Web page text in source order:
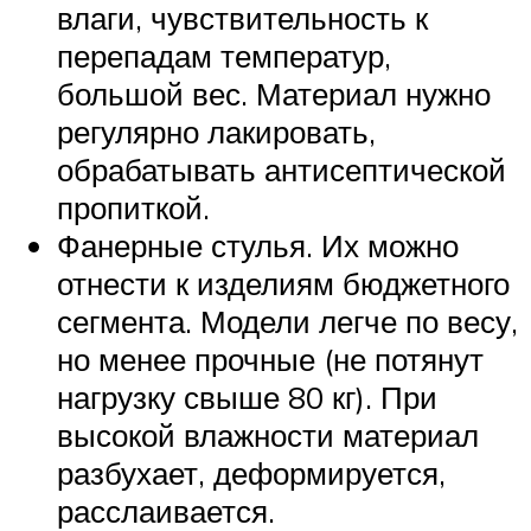
влаги, чувствительность к
перепадам температур,
большой вес. Материал нужно
регулярно лакировать,
обрабатывать антисептической
пропиткой.
Фанерные стулья. Их можно
отнести к изделиям бюджетного
сегмента. Модели легче по весу,
но менее прочные (не потянут
нагрузку свыше 80 кг). При
высокой влажности материал
разбухает, деформируется,
расслаивается.